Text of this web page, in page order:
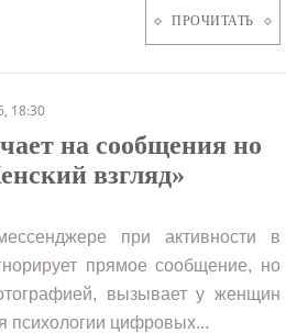
ПРОЧИТАТЬ
18:30
на сообщения но
взгляд»
при активности в
прямое сообщение, но
вызывает у женщин
психологии цифровых...